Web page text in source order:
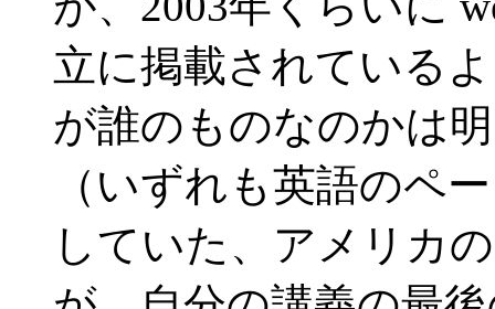
立に掲載されている
が誰のものなのかは
（いずれも英語のペ
していた、アメリカ